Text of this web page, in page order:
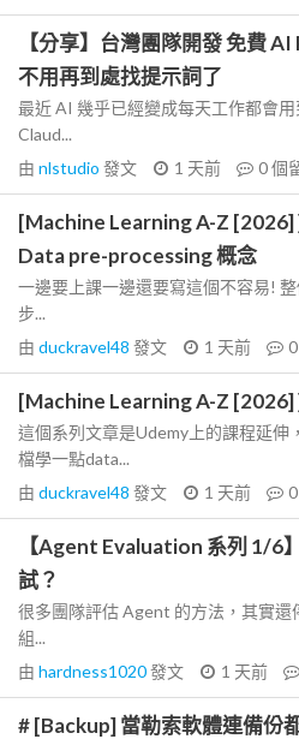
【分享】台灣團隊開發 免費
不用再到處找提示詞了
最近 AI 幾乎已經變成每天工作都會
Claud...
由 nlstudio 發文 1 天前 0個
[Machine Learning A-Z [2026]
Data pre-processing 概念
一邊要上課一邊還要寫這個不容易!
步...
由 duckravel48 發文 1 天前 0
[Machine Learning A-Z [2026]
這個系列文章是Udemy上的課程延伸
檔學一點data...
由 duckravel48 發文 1 天前 0
【Agent Evaluation 系列 1/6
試？
很多團隊評估 Agent 的方法，其實
組...
由 hardness1020發文 1 天前
# [Backup] 當勒索軟體連備份